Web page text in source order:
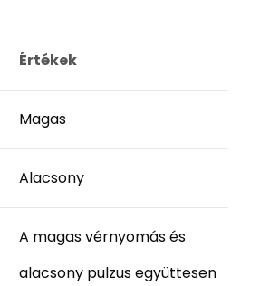
Értékek
Magas
Alacsony
A magas vérnyomás és
alacsony pulzus együttesen